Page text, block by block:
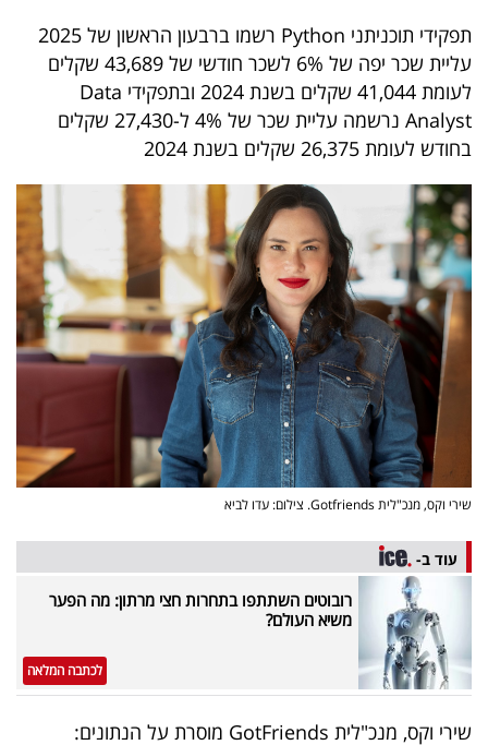
תפקידי תוכניתני Python רשמו ברבעון הראשון של 2025
עליית שכר יפה של 6% לשכר חודשי של 43,689 שקלים
לעומת 41,044 שקלים בשנת 2024 ובתפקידי Data
Analyst נרשמה עליית שכר של 4% ל-27,430 שקלים
בחודש לעומת 26,375 שקלים בשנת 2024
שירי וקס, מנכ"לית Gotfriends. צילום: עדו לביא
עוד ב-
רובוטים השתתפו בתחרות חצי מרתון: מה הפער
משיא העולם?
לכתבה המלאה
שירי וקס, מנכ"לית GotFriends מוסרת על הנתונים: